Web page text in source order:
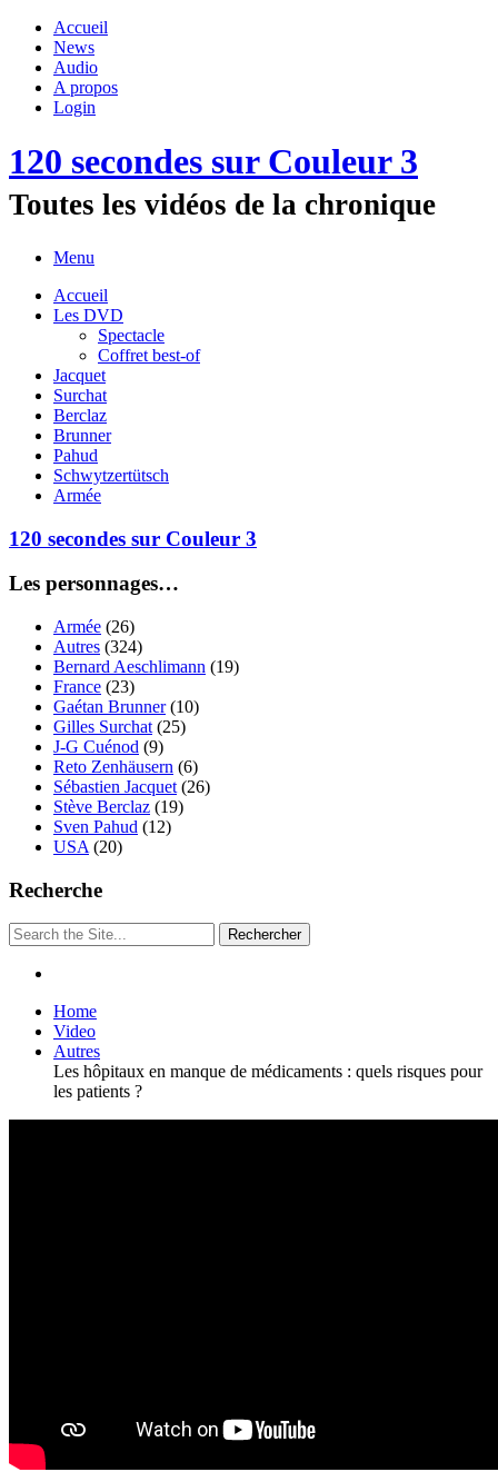
Accueil
News
Audio
A propos
Login
120 secondes sur Couleur 3
Toutes les vidéos de la chronique
Menu
Accueil
Les DVD
Spectacle
Coffret best-of
Jacquet
Surchat
Berclaz
Brunner
Pahud
Schwytzertütsch
Armée
120 secondes sur Couleur 3
Les personnages…
Armée (26)
Autres (324)
Bernard Aeschlimann (19)
France (23)
Gaétan Brunner(10)
Gilles Surchat (25)
J-G Cuénod (9)
Reto Zenhäusern (6)
Sébastien Jacquet (26)
Stève Berclaz (19)
Sven Pahud (12)
USA (20)
Recherche
Home
Video
Autres
Les hôpitaux en manque de médicaments : quels risques pour
les patients ?